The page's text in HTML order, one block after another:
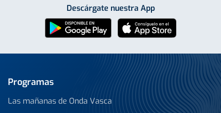
Descárgate nuestra App
Programas
Las mañanas de Onda Vasca